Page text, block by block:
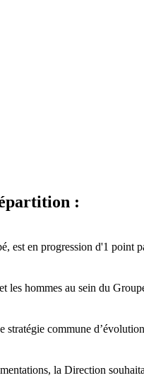
:
est en progression d'1 point
les hommes au sein du
stratégie commune
la Direction